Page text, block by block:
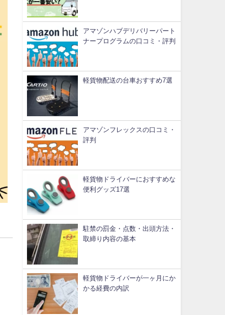
アマゾンハブデリバリーパート
ナープログラムの口コミ・評判
軽貨物配送の台車おすすめ7選
アマゾンフレックスの口コミ・
評判
軽貨物ドライバーにおすすめな
便利グッズ17選
駐禁の罰金・点数・出頭方法・
取締り内容の基本
軽貨物ドライバーが一ヶ月にか
かる経費の内訳